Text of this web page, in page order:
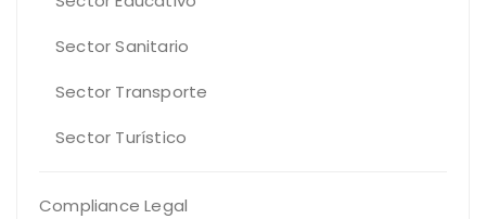
Sector Sanitario
Sector Transporte
Sector Turístico
Compliance Legal